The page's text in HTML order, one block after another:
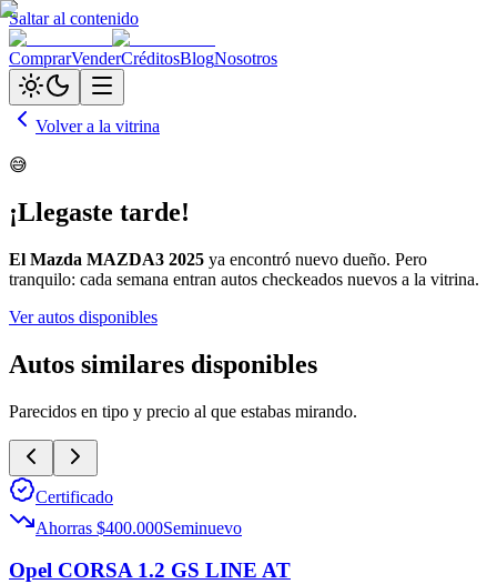
Saltar al contenido
ComprarVenderCréditosBlogNosotros
Volver a la vitrina
😅
¡Llegaste tarde!
El Mazda MAZDA3 2025 ya encontró nuevo dueño. Pero
tranquilo: cada semana entran autos checkeados nuevos a la vitrina.
Ver autos disponibles
Autos similares disponibles
Parecidos en tipo y precio al que estabas mirando.
Certificado
Ahorras $400.000Seminuevo
Opel CORSA 1.2 GS LINE AT